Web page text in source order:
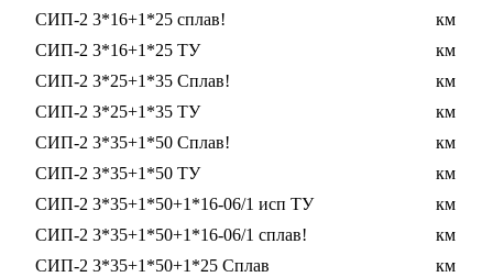
СИП-2 3*16+1*25 сплав!
км
СИП-2 3*16+1*25 ТУ
км
СИП-2 3*25+1*35 Сплав!
км
СИП-2 3*25+1*35 ТУ
км
СИП-2 3*35+1*50 Сплав!
км
СИП-2 3*35+1*50 ТУ
км
СИП-2 3*35+1*50+1*16-06/1 исп ТУ
км
СИП-2 3*35+1*50+1*16-06/1 сплав!
км
СИП-2 3*35+1*50+1*25 Сплав
км